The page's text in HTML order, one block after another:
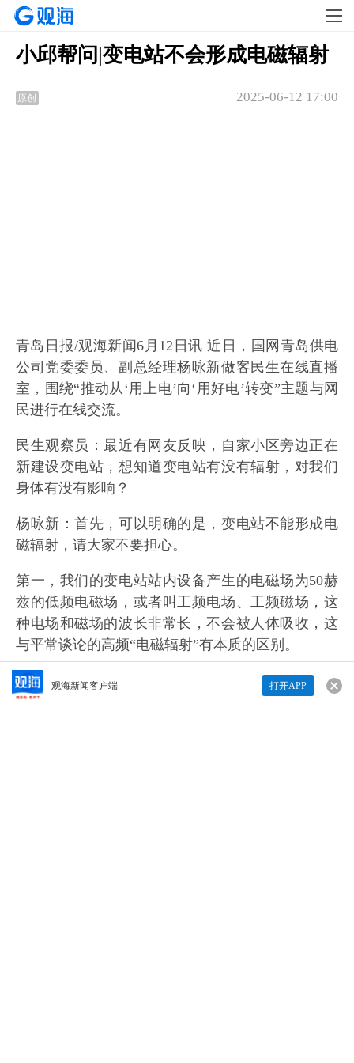
观海新闻客户端 打开APP
小邱帮问|变电站不会形成电磁辐射
原创 2025-06-12 17:00
青岛日报/观海新闻6月12日讯 近日，国网青岛供电
公司党委委员、副总经理杨咏新做客民生在线直播
室，围绕“推动从‘用上电’向‘用好电’转变”主题与网
民进行在线交流。
民生观察员：最近有网友反映，自家小区旁边正在
新建设变电站，想知道变电站有没有辐射，对我们
身体有没有影响？
杨咏新 ：首先，可以明确的是，变电站不能形成电
磁辐射，请大家不要担心。
第一，我们的变电站站内设备产生的电磁场为50赫
兹的低频电磁场，或者叫工频电场、工频磁场，这
种电场和磁场的波长非常长，不会被人体吸收，这
与平常谈论的高频“电磁辐射”有本质的区别。
第二，我们变电站建设项目开工前均已获得环评批
复，且变电站或线路产生的工频电场、工频磁场数
来说两句吧...